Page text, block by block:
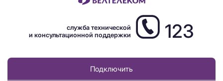
служба технической
и консультационной поддержки
123
Подключить